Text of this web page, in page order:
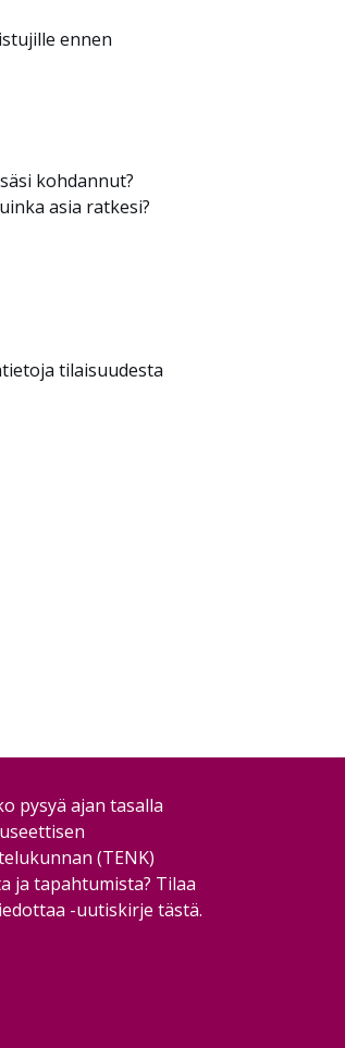
ennen
kohdannut?
asia ratkesi?
tilaisuudesta
pysyä ajan tasalla
(TENK)
ja tapahtumista? Tilaa
-uutiskirje tästä.